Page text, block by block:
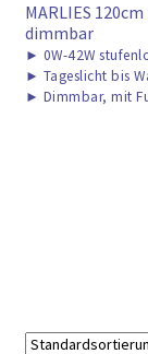
MARLIES
dimmbar
► 0W-42W
► Tageslicht bis
► Dimmbar, mit